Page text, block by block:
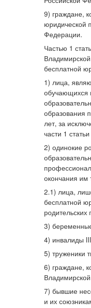
9) граждане,
юридической
Федерации.
Частью 1
бесплатной
1) лица,
обучающихся
образования
лет, за
части 1
2) одинокие
окончания им
2.1) лица,
бесплатной
родительских
3)
4) инвалиды
5) труженики
6) граждане,
7) бывшие
и их